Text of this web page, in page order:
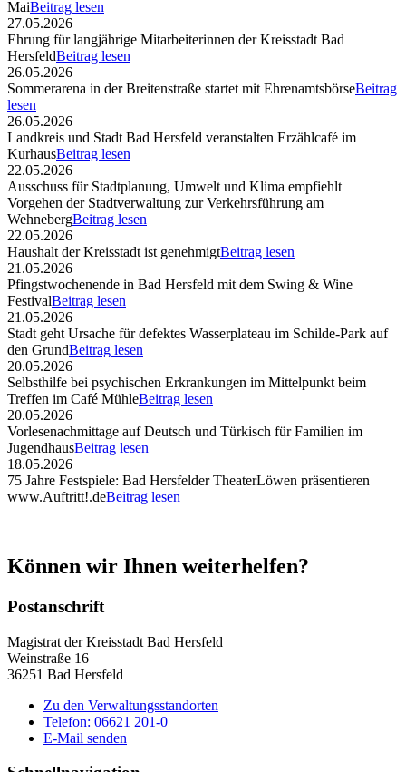
MaiBeitrag lesen
27.05.2026
Ehrung für langjährige Mitarbeiterinnen der Kreisstadt Bad
HersfeldBeitrag lesen
26.05.2026
Sommerarena in der Breitenstraße startet mit EhrenamtsbörseBeitrag
lesen
26.05.2026
Landkreis und Stadt Bad Hersfeld veranstalten Erzählcafé im
KurhausBeitrag lesen
22.05.2026
Ausschuss für Stadtplanung, Umwelt und Klima empfiehlt
Vorgehen der Stadtverwaltung zur Verkehrsführung am
WehnebergBeitrag lesen
22.05.2026
Haushalt der Kreisstadt ist genehmigtBeitrag lesen
21.05.2026
Pfingstwochenende in Bad Hersfeld mit dem Swing & Wine
FestivalBeitrag lesen
21.05.2026
Stadt geht Ursache für defektes Wasserplateau im Schilde-Park auf
den GrundBeitrag lesen
20.05.2026
Selbsthilfe bei psychischen Erkrankungen im Mittelpunkt beim
Treffen im Café MühleBeitrag lesen
20.05.2026
Vorlesenachmittage auf Deutsch und Türkisch für Familien im
JugendhausBeitrag lesen
18.05.2026
75 Jahre Festspiele: Bad Hersfelder TheaterLöwen präsentieren
www.Auftritt!.deBeitrag lesen
Können wir Ihnen weiterhelfen?
Postanschrift
Magistrat der Kreisstadt Bad Hersfeld
Weinstraße 16
36251 Bad Hersfeld
Zu den Verwaltungsstandorten
Telefon: 06621 201-0
E-Mail senden